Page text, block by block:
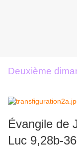
Deuxième
Évangile de
Luc 9,28b-